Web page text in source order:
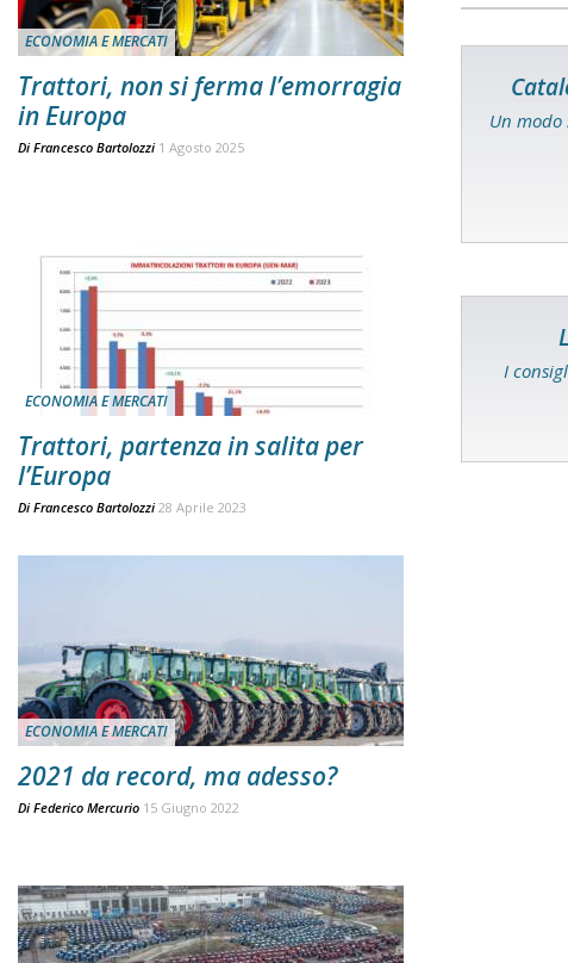
ECONOMIA E MERCATI
Trattori, non si ferma l’emorragia
in Europa
Di Francesco Bartolozzi 1 Agosto 2025
ECONOMIA E MERCATI
Trattori, partenza in salita per
l’Europa
Di Francesco Bartolozzi 28 Aprile 2023
ECONOMIA E MERCATI
2021 da record, ma adesso?
Di Federico Mercurio 15 Giugno 2022
Un modo
I